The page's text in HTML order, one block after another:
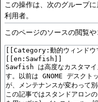
この操作は、次のグループ
利用者。
このページのソースの閲覧や